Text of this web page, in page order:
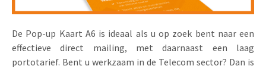
De Pop-up Kaart A6 is ideaal als u op zoek bent naar een
effectieve direct mailing, met daarnaast een laag
portotarief. Bent u werkzaam in de Telecom sector? Dan is
Budget kaarten
Andere opvallende mailings
Duurzame Marketing
Marketing voor Scholen
Horeca Marketing
Brochure downloaden